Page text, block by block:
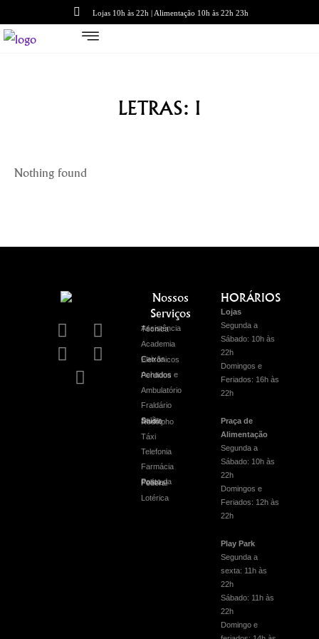
Lojas 10h às 22h | Alimentação 10h às 22h 23h
LETRAS: I
Nothing found
Nossos
Serviços
Assistência Técnica
Academia
Caixas Eletrônicos
Achados e Perdidos
Ambulatório
Fraldário
Salão Studio Rodolpho
Táxi
Telefonia
Farmácia
Posto da Polícia Federal
Lotérica
HORÁRIOS
Lojas
Segunda a
Sábado: 10h às
22h
Domingos e
Feriados: 16h às
22h
Praça de
Alimentação
Segunda a
Sábado: 10h às
22h
Domingos e
Feriados: 12h às
22h
Play Park
Segunda a
sexta: 11h às
22h
Sábado: 11h às
22h
Domingo e